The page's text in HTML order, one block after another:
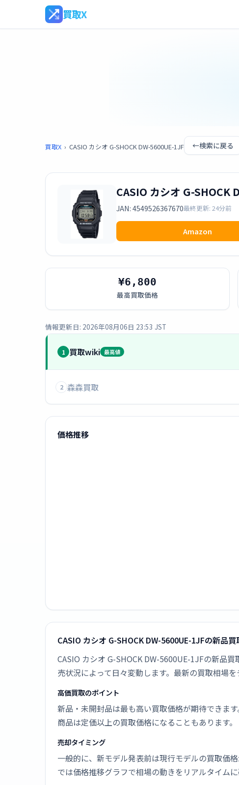
買取X
買取X › CASIO カシオ G-SHOCK DW-5600UE-1JF ←検索に戻る
CASIO カシオ G-SHOCK
JAN: 4549526367670最終更新: 24分前
Amazon
¥6,800
最高買取価格
情報更新日: 2026年08月06日 23:53 JST
1 買取wiki 最高値
2 森森買取
価格推移
CASIO カシオ G-SHOCK DW-5600UE-1JFの新品
CASIO カシオ G-SHOCK DW-5600UE-1JFの新品
売状況によって日々変動します。最新の買取相場
高価買取のポイント
新品・未開封品は最も高い買取価格が期待できま
商品は定価以上の買取価格になることもあります。
売却タイミング
一般的に、新モデル発表前は現行モデルの買取価
では価格推移グラフで相場の動きをリアルタイムに